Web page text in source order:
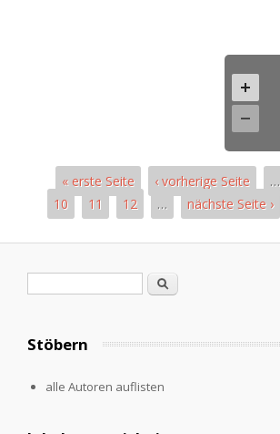
« erste Seite ‹ vorherige Seite …
10
11 12 … nächste Seite ›
Suche
Stöbern
alle Autoren auflisten